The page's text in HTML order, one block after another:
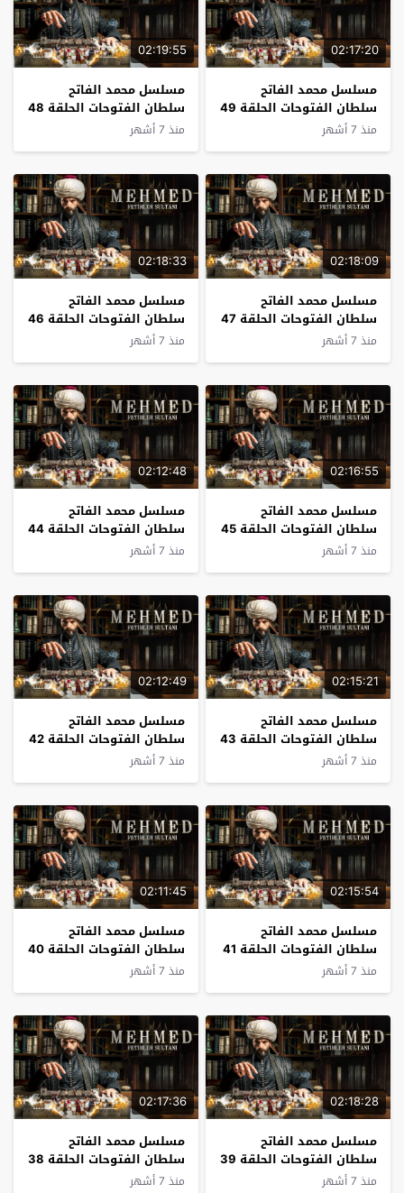
02:17:20
مسلسل محمد الفاتح
سلطان الفتوحات الحلقة 49
مترجم
منذ 7 أشهر
02:19:55
مسلسل محمد الفاتح
سلطان الفتوحات الحلقة 48
مترجم
منذ 7 أشهر
02:18:09
مسلسل محمد الفاتح
سلطان الفتوحات الحلقة 47
مترجم
منذ 7 أشهر
02:18:33
مسلسل محمد الفاتح
سلطان الفتوحات الحلقة 46
مترجم
منذ 7 أشهر
02:16:55
مسلسل محمد الفاتح
سلطان الفتوحات الحلقة 45
مترجم
منذ 7 أشهر
02:12:48
مسلسل محمد الفاتح
سلطان الفتوحات الحلقة 44
مترجم
منذ 7 أشهر
02:15:21
مسلسل محمد الفاتح
سلطان الفتوحات الحلقة 43
مترجم
منذ 7 أشهر
02:12:49
مسلسل محمد الفاتح
سلطان الفتوحات الحلقة 42
مترجم
منذ 7 أشهر
02:15:54
مسلسل محمد الفاتح
سلطان الفتوحات الحلقة 41
مترجم
منذ 7 أشهر
02:11:45
مسلسل محمد الفاتح
سلطان الفتوحات الحلقة 40
مترجم
منذ 7 أشهر
02:18:28
مسلسل محمد الفاتح
سلطان الفتوحات الحلقة 39
مترجم
منذ 7 أشهر
02:17:36
مسلسل محمد الفاتح
سلطان الفتوحات الحلقة 38
مترجم
منذ 7 أشهر